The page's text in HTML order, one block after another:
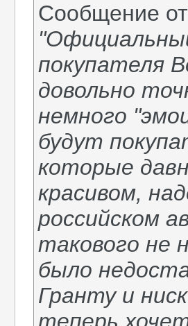
Сообщение
покупателя
довольно
немного
будут
которые
красивом,
российском
такового не
было
Гранту и